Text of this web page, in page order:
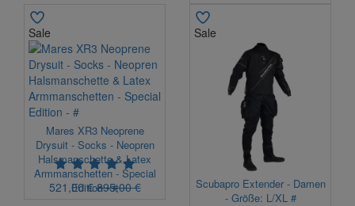
Sale
Mares XR3 Neoprene
Drysuit - Socks - Neopren
Halsmanschette & Latex
Armmanschetten - Special
Edition - #
521,00 €895,00 €
Sale
Scubapro Extender - Damen
- Größe: L/XL #